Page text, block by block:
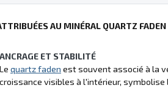
AU MINÉRAL QUARTZ FADEN
ANCRAGE ET STABILITÉ
Le quartz faden est souvent associé à la
croissance visibles à l'intérieur,